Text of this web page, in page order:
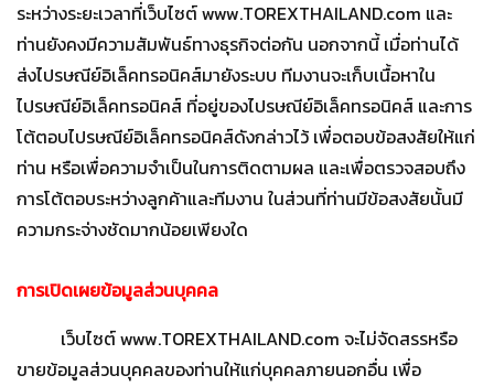
ระหว่างระยะเวลาที่เว็บไซต์ www.TOREXTHAILAND.com และ
ท่านยังคงมีความสัมพันธ์ทางธุรกิจต่อกัน นอกจากนี้ เมื่อท่านได้
ส่งไปรษณีย์อิเล็คทรอนิคส์มายังระบบ ทีมงานจะเก็บเนื้อหาใน
ไปรษณีย์อิเล็คทรอนิคส์ ที่อยู่ของไปรษณีย์อิเล็คทรอนิคส์ และการ
โต้ตอบไปรษณีย์อิเล็คทรอนิคส์ดังกล่าวไว้ เพื่อตอบข้อสงสัยให้แก่
ท่าน หรือเพื่อความจำเป็นในการติดตามผล และเพื่อตรวจสอบถึง
การโต้ตอบระหว่างลูกค้าและทีมงาน ในส่วนที่ท่านมีข้อสงสัยนั้นมี
ความกระจ่างชัดมากน้อยเพียงใด
การเปิดเผยข้อมูลส่วนบุคคล
เว็บไซต์ www.TOREXTHAILAND.com จะไม่จัดสรรหรือ
ขายข้อมูลส่วนบุคคลของท่านให้แก่บุคคลภายนอกอื่น เพื่อ